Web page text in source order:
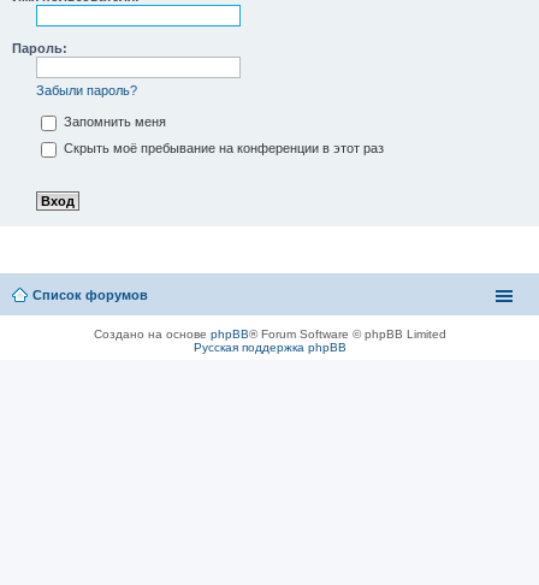
Пароль:
Забыли пароль?
Запомнить меня
Скрыть моё пребывание на конференции в этот раз
Список форумов
Создано на основе phpBB® Forum Software © phpBB Limited
Русская поддержка phpBB